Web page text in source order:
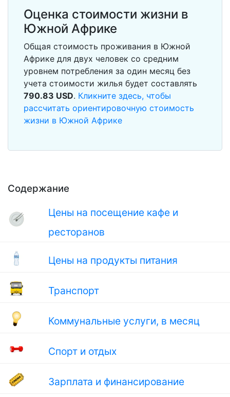
Содержание
Цены на посещение кафе и
ресторанов
Цены на продукты питания
Транспорт
Коммунальные услуги, в месяц
Спорт и отдых
Зарплата и финансирование
Оценка стоимости жизни в
Южной Африке
Общая стоимость проживания в Южной
Африке для двух человек со средним
уровнем потребления за один месяц без
учета стоимости жилья будет составлять
790.83 USD. Кликните здесь, чтобы
рассчитать ориентировочную стоимость
жизни в Южной Африке